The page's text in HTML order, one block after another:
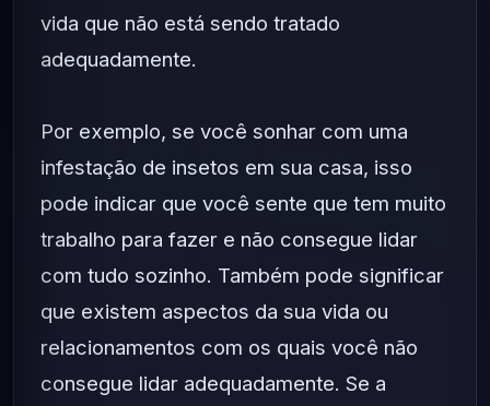
vida que não está sendo tratado
adequadamente.
Por exemplo, se você sonhar com uma
infestação de insetos em sua casa, isso
pode indicar que você sente que tem muito
trabalho para fazer e não consegue lidar
com tudo sozinho. Também pode significar
que existem aspectos da sua vida ou
relacionamentos com os quais você não
consegue lidar adequadamente. Se a